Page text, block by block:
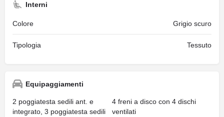
Interni
Colore Grigio scuro
Tipologia Tessuto
Equipaggiamenti
2 poggiatesta sedili ant. e
integrato, 3 poggiatesta sedili
4 freni a disco con 4 dischi
ventilati